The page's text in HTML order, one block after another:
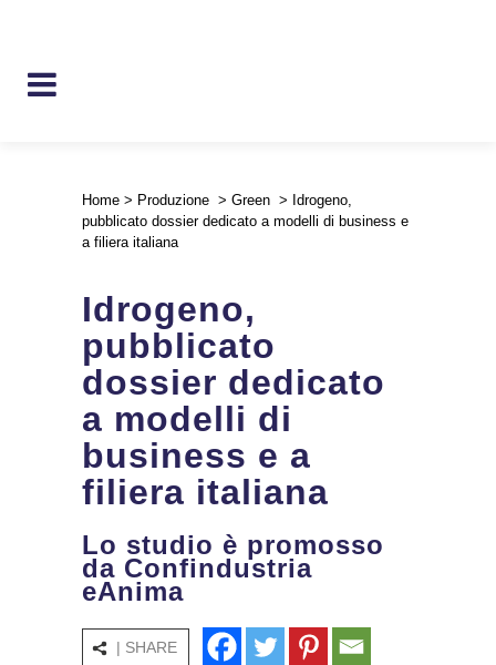
Home > Produzione > Green > Idrogeno,
pubblicato dossier dedicato a modelli di business e
a filiera italiana
Idrogeno,
pubblicato
dossier dedicato
a modelli di
business e a
filiera italiana
Lo studio è promosso
da Confindustria
eAnima
| SHARE